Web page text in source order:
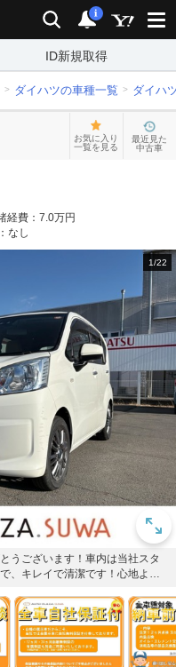
検索 通知
i
ID新規取得
ダイハツの車種一覧 ダイハ
お気に入り
一覧を見る
最近見た
中古車
経費： 7.0万円
なし
1/22
うございます！車内は当社スタ
、キレイで清潔です！心地よく